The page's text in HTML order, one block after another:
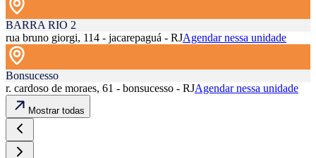
BARRA RIO 2
rua bruno giorgi, 114 - jacarepaguá - RJAgendar nessa unidade
Bonsucesso
r. cardoso de moraes, 61 - bonsucesso - RJAgendar nessa unidade
Mostrar todas